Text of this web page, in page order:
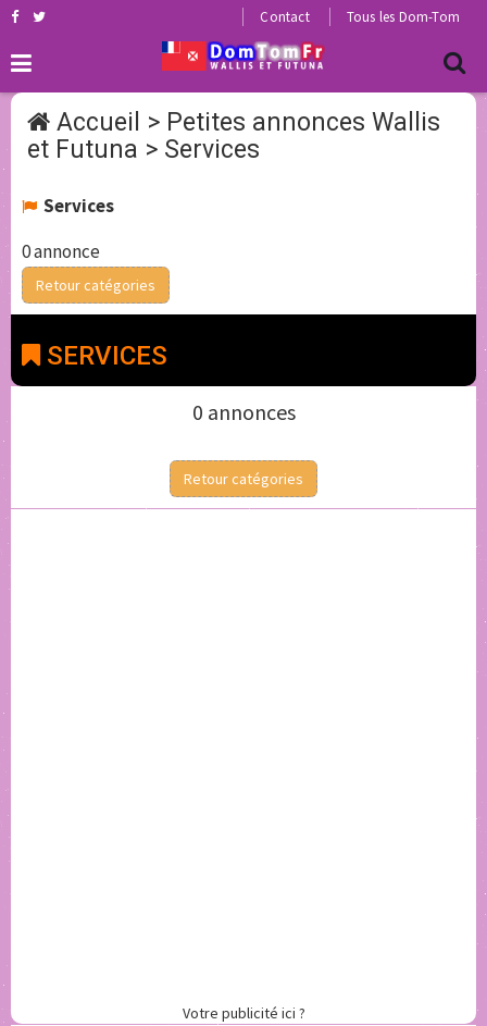
Contact Tous les Dom-Tom
Accueil > Petites annonces Wallis
et Futuna > Services
Services
0 annonce
Retour catégories
SERVICES
0 annonces
Retour catégories
Votre publicité ici ?